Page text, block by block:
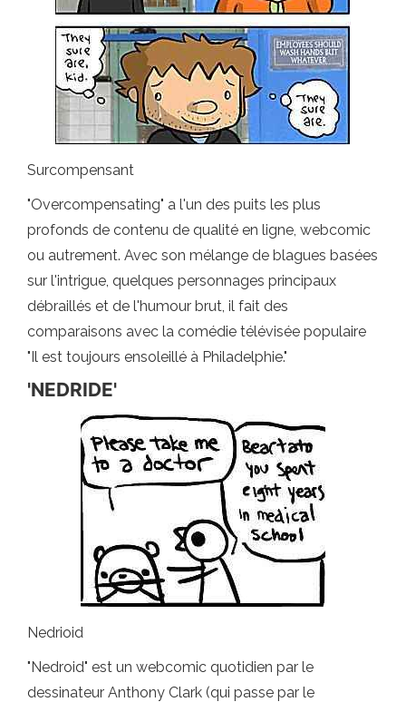
Surcompensant
"Overcompensating" a l'un des puits les plus
profonds de contenu de qualité en ligne, webcomic
ou autrement. Avec son mélange de blagues basées
sur l'intrigue, quelques personnages principaux
débraillés et de l'humour brut, il fait des
comparaisons avec la comédie télévisée populaire
"Il est toujours ensoleillé à Philadelphie."
'NEDRIDE'
Nedrioid
"Nedroid" est un webcomic quotidien par le
dessinateur Anthony Clark (qui passe par le